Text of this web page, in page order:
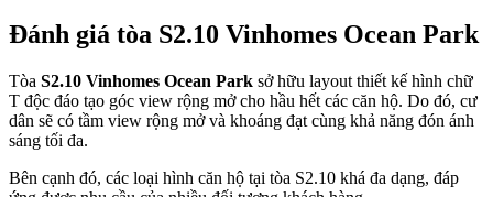
Đánh giá tòa S2.10 Vinhomes Ocean Park
Tòa S2.10 Vinhomes Ocean Park sở hữu layout thiết kế hình chữ
T độc đáo tạo góc view rộng mở cho hầu hết các căn hộ. Do đó, cư
dân sẽ có tầm view rộng mở và khoáng đạt cùng khả năng đón ánh
sáng tối đa.
Bên cạnh đó, các loại hình căn hộ tại tòa S2.10 khá đa dạng, đáp